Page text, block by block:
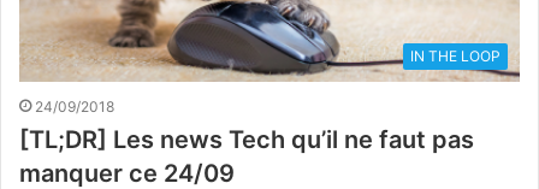
IN THE LOOP
24/09/2018
[TL;DR] Les news Tech qu’il ne faut pas
manquer ce 24/09